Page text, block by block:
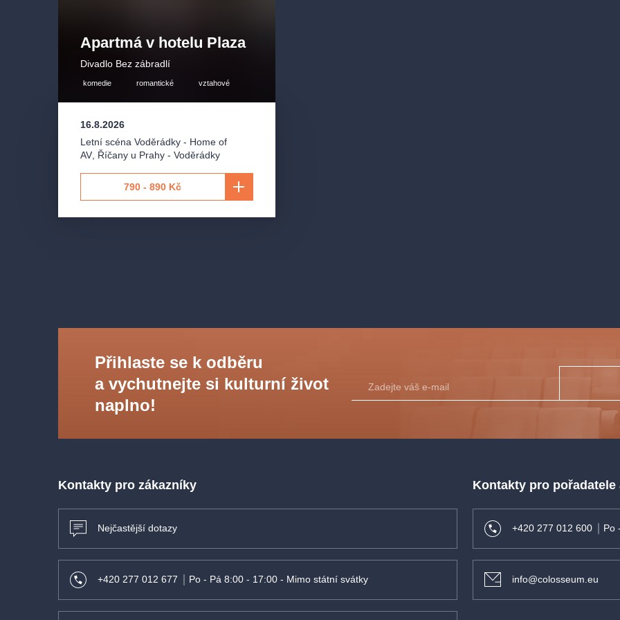
Apartmá v hotelu Plaza
Divadlo Bez zábradlí
komedie romantické vztahové
16.8.2026
Letní scéna Voděrádky - Home of
AV Říčany u Prahy - Voděrádky
790 - 890 Kč
Přihlaste se k odběru
a vychutnejte si kulturní život
naplno!
Kontakty pro zákazníky
Nejčastější dotazy
+420 277 012 677 Po - Pá 8:00 - 17:00 - Mimo státní svátky
Kontakty pro pořadatele
+420 277 012 600 Po
info@colosseum.eu